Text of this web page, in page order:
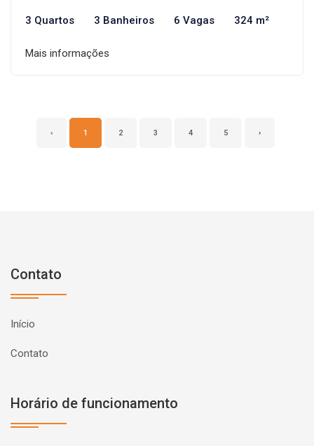
3 Quartos 3 Banheiros 6 Vagas 324 m²
Mais informações
‹ 1 2 3 4 5 ›
Contato
Início
Contato
Horário de funcionamento